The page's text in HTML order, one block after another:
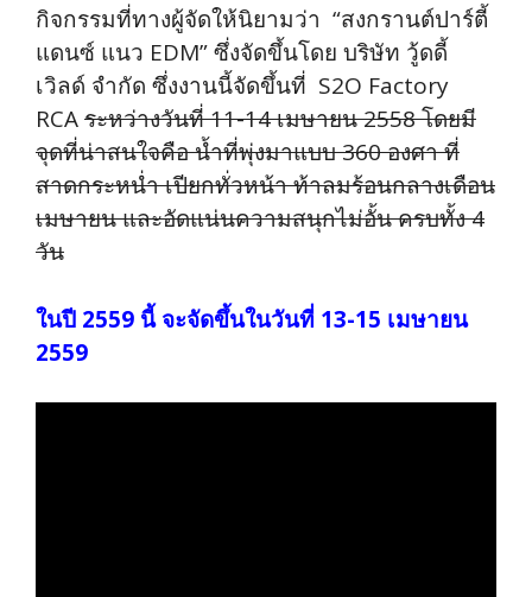
กิจกรรมที่ทางผู้จัดให้นิยามว่า “สงกรานต์ปาร์ตี้
แดนซ์ แนว EDM” ซึ่งจัดขึ้นโดย บริษัท วู้ดดี้
เวิลด์ จำกัด ซึ่งงานนี้จัดขึ้นที่ S2O Factory
RCAระหว่างวันที่ 11-14 เมษายน 2558 โดยมี
จุดที่น่าสนใจคือ น้ำที่พุ่งมาแบบ 360 องศา ที่
สาดกระหน่ำ เปียกทั่วหน้า ท้าลมร้อนกลางเดือน
เมษายน และอัดแน่นความสนุกไม่อั้น ครบทั้ง 4
วัน
ในปี 2559 นี้ จะจัดขึ้นในวันที่ 13-15 เมษายน
2559